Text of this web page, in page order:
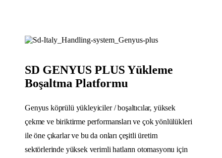
SD GENYUS PLUS Yükleme
Boşaltma Platformu
Genyus köprülü yükleyiciler / boşaltıcılar, yüksek
çekme ve biriktirme performansları ve çok yönlülükleri
ile öne çıkarlar ve bu da onları çeşitli üretim
sektörlerinde yüksek verimli hatların otomasyonu için